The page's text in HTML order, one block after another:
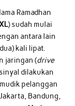
Ramadhan
) sudah mulai
antara lain
kali lipat.
jaringan (drive
dilakukan
pelanggan
Bandung,